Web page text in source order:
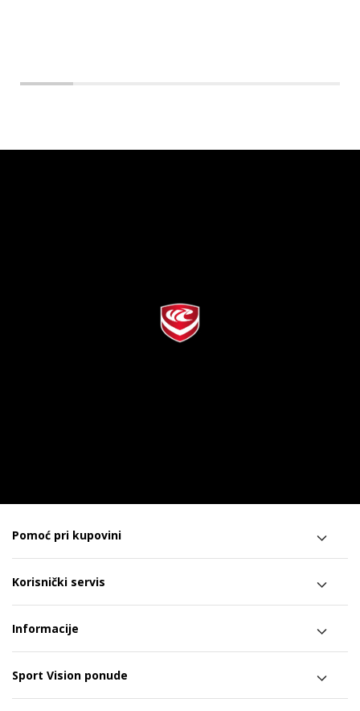
Pomoć pri kupovini
Korisnički servis
Informacije
Sport Vision ponude